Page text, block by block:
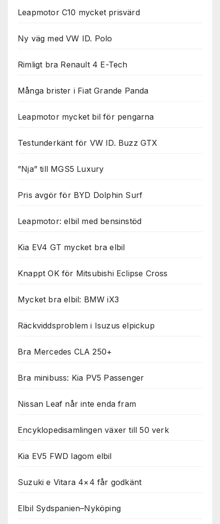
Leapmotor C10 mycket prisvärd
Ny väg med VW ID. Polo
Rimligt bra Renault 4 E-Tech
Många brister i Fiat Grande Panda
Leapmotor mycket bil för pengarna
Testunderkänt för VW ID. Buzz GTX
”Nja” till MGS5 Luxury
Pris avgör för BYD Dolphin Surf
Leapmotor: elbil med bensinstöd
Kia EV4 GT mycket bra elbil
Knappt OK för Mitsubishi Eclipse Cross
Mycket bra elbil: BMW iX3
Räckviddsproblem i Isuzus elpickup
Bra Mercedes CLA 250+
Bra minibuss: Kia PV5 Passenger
Nissan Leaf når inte enda fram
Encyklopedisamlingen växer till 50 verk
Kia EV5 FWD lagom elbil
Suzuki e Vitara 4×4 får godkänt
Elbil Sydspanien–Nyköping